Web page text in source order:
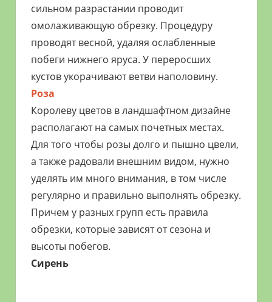
сильном разрастании проводит
омолаживающую обрезку. Процедуру
проводят весной, удаляя ослабленные
побеги нижнего яруса. У переросших
кустов укорачивают ветви наполовину.
Роза
Королеву цветов в ландшафтном дизайне
располагают на самых почетных местах.
Для того чтобы розы долго и пышно цвели,
а также радовали внешним видом, нужно
уделять им много внимания, в том числе
регулярно и правильно выполнять обрезку.
Причем у разных групп есть правила
обрезки, которые зависят от сезона и
высоты побегов.
Сирень